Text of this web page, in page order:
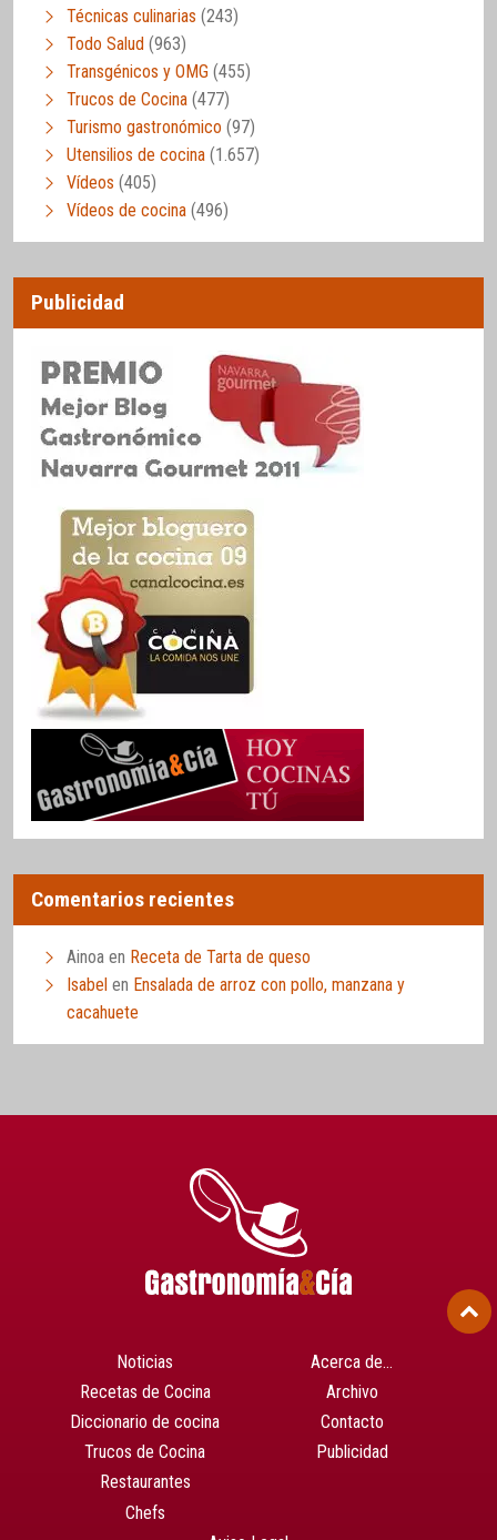
Técnicas culinarias (243)
Todo Salud (963)
Transgénicos y OMG (455)
Trucos de Cocina (477)
Turismo gastronómico (97)
Utensilios de cocina (1.657)
Vídeos (405)
Vídeos de cocina (496)
Publicidad
Comentarios recientes
Ainoa en Receta de Tarta de queso
Isabel en Ensalada de arroz con pollo, manzana y
cacahuete
Noticias
Recetas de Cocina
Diccionario de cocina
Trucos de Cocina
Restaurantes
Chefs
Acerca de…
Archivo
Contacto
Publicidad